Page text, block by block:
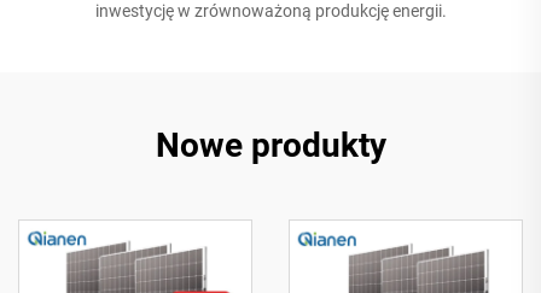
inwestycję w zrównoważoną produkcję energii.
Nowe produkty